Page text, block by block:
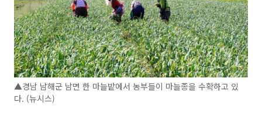
▲경남 남해군 남면 한 마늘밭에서 농부들이 마늘종을 수확하고 있
다. (뉴시스)